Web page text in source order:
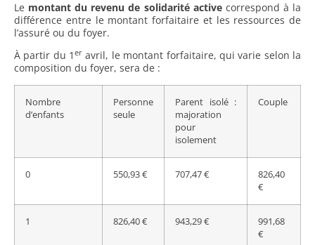
Le montant du revenu de solidarité activecorrespond à la
différence entre le montant forfaitaire et les ressources de
l’assuré ou du foyer.
À partir du 1er avril, le montant forfaitaire, qui varie selon la
composition du foyer, sera de :
Nombre
d’enfants
Personne
seule
Parent isolé :
majoration
pour
isolement
Couple
0 550,93 € 707,47 €
826,40
€
1 826,40 € 943,29 €
991,68
€